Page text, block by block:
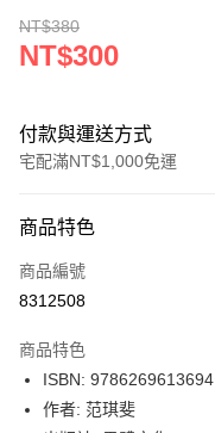
NT$380
NT$300
付款與運送方式
宅配滿NT$1,000免運
icash Pay
信用卡一次付款
LINE Pay
Apple Pay
商品特色
商品編號
8312508
商品特色
ISBN: 9786269613694
作者: 范琪斐